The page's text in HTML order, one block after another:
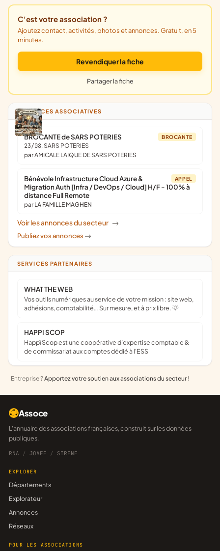
C'est votre association ?
Ajoutez contact, activités, photos et annonces. Gratuit, en 5
minutes.
Revendiquer la fiche
Partager la fiche
ANNONCES ASSOCIATIVES
BROCANTE
BROCANTE de SARS POTERIES
23/08, SARS POTERIES
par AMICALE LAIQUE DE SARS POTERIES
APPEL
Bénévole Infrastructure Cloud Azure &
Migration Auth [Infra / DevOps / Cloud] H/F - 100% à
distance Full Remote
par LA FAMILLE MAGHEN
Voir les annonces du secteur ->
Publiez vos annonces ->
SERVICES PARTENAIRES
WHAT THE WEB
Vos outils numériques au service de votre mission : site web,
adhésions, comptabilité… Sur mesure, et à prix libre. 💡
HAPPI SCOP
Happï Scop est une coopérative d’expertise comptable &
de commissariat aux comptes dédié à l'ESS
Entreprise ?Apportez votre soutien aux associations du secteur !
Assoce
L'annuaire des associations françaises, construit sur les données
publiques.
RNA / JOAFE / SIRENE
EXPLORER
Départements
Explorateur
Annonces
Réseaux
POUR LES ASSOCIATIONS